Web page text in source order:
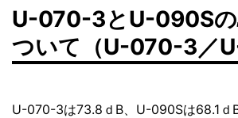
U-070-3とU-090Sの
ついて（U-070-3／
U-070-3は73.8ｄB、U-090Sは68.1ｄ